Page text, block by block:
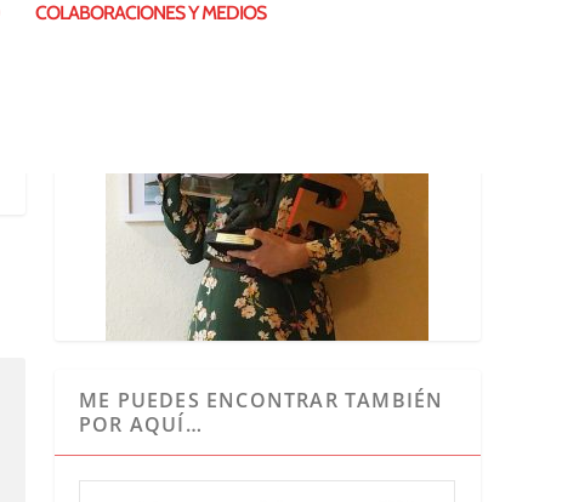
COLABORACIONES Y MEDIOS
ME PUEDES ENCONTRAR TAMBIÉN
POR AQUÍ…